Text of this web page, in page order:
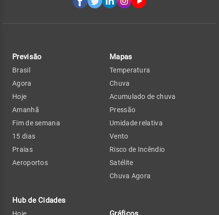
Previsão
Brasil
Agora
Hoje
Amanhã
Fim de semana
15 dias
Praias
Aeroportos
Hub de Cidades
Mapas
Temperatura
Chuva
Acumulado de chuva
Pressão
Umidade relativa
Vento
Risco de Incêndio
Satélite
Chuva Agora